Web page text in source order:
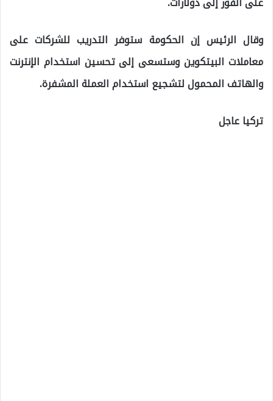
وقال الرئيس إن الحكومة ستوفر التدريب للشركات على
معاملات البيتكوين وستسعى إلى تحسين استخدام الإنترنت
والهاتف المحمول لتشجيع استخدام العملة المشفرة.
تركيا عاجل